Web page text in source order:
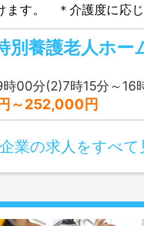
ます。 ＊介護度に応
ますので、 貴方の能
範囲：変更なし
別養護老人ホー
分(2)7時15分～16時15分
～252,000円
業の求人をすべて